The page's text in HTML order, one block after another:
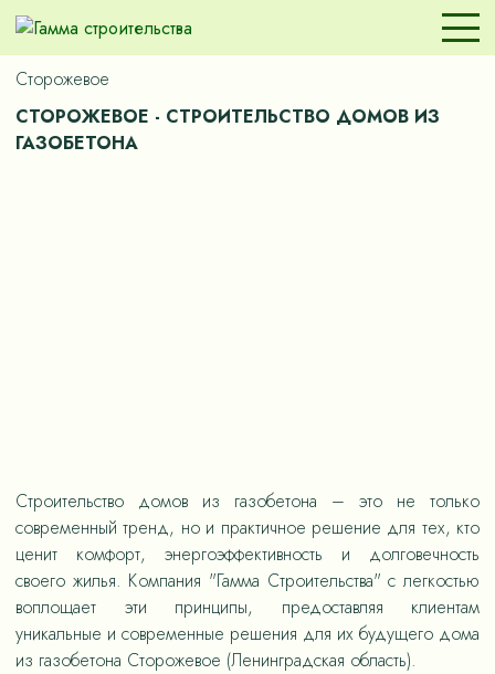
Сторожевое
СТОРОЖЕВОЕ - СТРОИТЕЛЬСТВО ДОМОВ ИЗ
ГАЗОБЕТОНА
Строительство домов из газобетона – это не только
современный тренд, но и практичное решение для тех, кто
ценит комфорт, энергоэффективность и долговечность
своего жилья. Компания "Гамма Строительства" с легкостью
воплощает эти принципы, предоставляя клиентам
уникальные и современные решения для их будущего дома
из газобетона Сторожевое (Ленинградская область).